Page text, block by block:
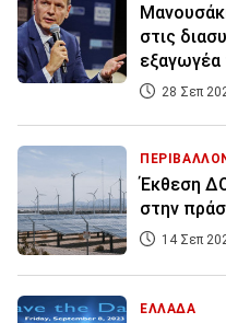
στις
εξαγωγέα
28 Σεπ
Έκθεση
στην
14 Σεπ
ΕΛΛΑΔΑ